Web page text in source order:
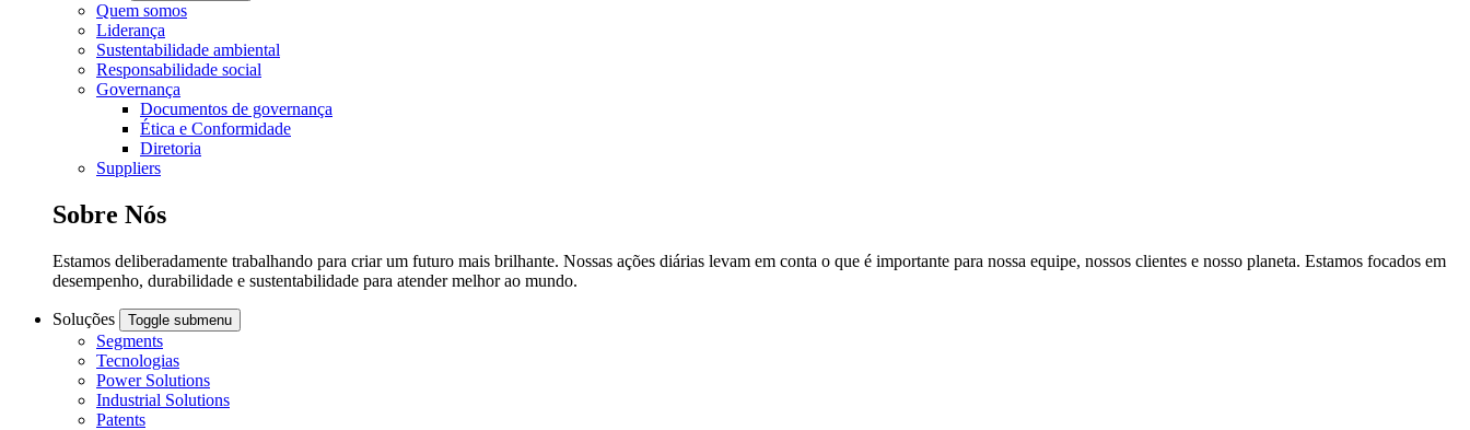
Quem somos
Liderança
Sustentabilidade ambiental
Responsabilidade social
Governança
Documentos de governança
Ética e Conformidade
Diretoria
Suppliers
Sobre Nós
Estamos deliberadamente trabalhando para criar um futuro mais brilhante. Nossas ações diárias levam em conta o que é importante para nossa equipe, nossos clientes e nosso planeta. Estamos focados em
desempenho, durabilidade e sustentabilidade para atender melhor ao mundo.
Soluções Toggle submenu
Segments
Tecnologias
Power Solutions
Industrial Solutions
Patents